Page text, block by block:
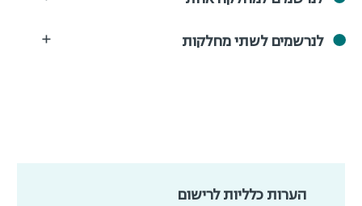
לנרשמים לשתי מחלקות
הערות כלליות לרישום